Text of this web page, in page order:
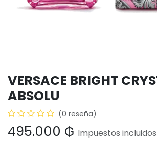
VERSACE BRIGHT
ABSOLU
(0 reseña)
495.000 ₲ Impuestos incluidos